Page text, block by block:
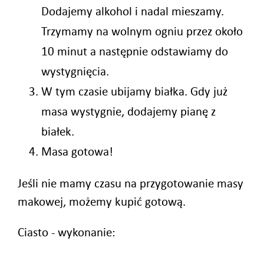
Dodajemy alkohol i nadal mieszamy.
Trzymamy na wolnym ogniu przez około
10 minut a następnie odstawiamy do
wystygnięcia.
W tym czasie ubijamy białka. Gdy już
masa wystygnie, dodajemy pianę z
białek.
Masa gotowa!
Jeśli nie mamy czasu na przygotowanie masy
makowej, możemy kupić gotową.
Ciasto - wykonanie: